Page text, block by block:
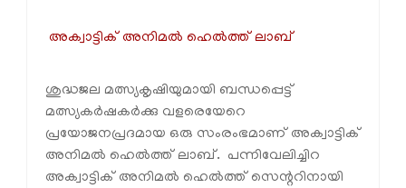
അക്വാട്ടിക് അനിമല്‍ ഹെല്‍ത്ത് ലാബ്
ശുദ്ധജല മത്സ്യകൃഷിയുമായി ബന്ധപ്പെട്ട്
മത്സ്യകര്‍ഷകര്‍ക്കു വളരെയേറെ
പ്രയോജനപ്രദമായ ഒരു സംരംഭമാണ് അക്വാട്ടിക്
അനിമല്‍ ഹെല്‍ത്ത് ലാബ്. പന്നിവേലിച്ചിറ
അക്വാട്ടിക് അനിമല്‍ ഹെല്‍ത്ത് സെന്ററിനായി